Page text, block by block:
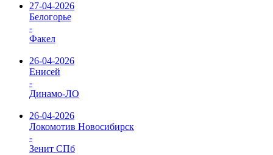
27-04-2026
Белогорье
-
Факел
26-04-2026
Енисей
-
Динамо-ЛО
26-04-2026
Локомотив Новосибирск
-
Зенит СПб